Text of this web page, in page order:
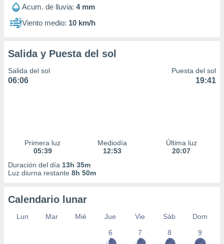
de
Acum. de lluvia: 4 mm
Viento medio: 10 km/h
Salida y Puesta del sol
Salida del sol
06:06
Puesta del sol
19:41
Primera luz
05:39
Mediodía
12:53
Última luz
20:07
Duración del día 13h 35m
Luz diurna restante 8h 50m
Calendario lunar
Lun Mar Mié Jue Vie Sáb
Dom
6
7 8 9